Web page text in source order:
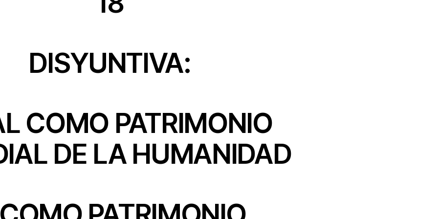
DISYUNTIVA:
COMO PATRIMONIO
DE LA HUMANIDAD